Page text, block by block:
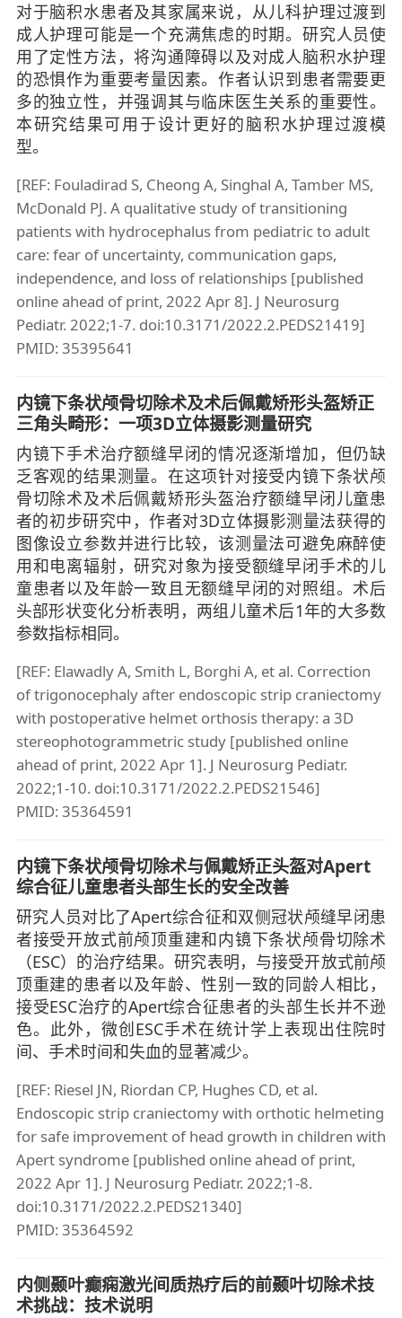
对于脑积水患者及其家属来说，从儿科护理过渡到
成人护理可能是一个充满焦虑的时期。研究人员使
用了定性方法，将沟通障碍以及对成人脑积水护理
的恐惧作为重要考量因素。作者认识到患者需要更
多的独立性，并强调其与临床医生关系的重要性。
本研究结果可用于设计更好的脑积水护理过渡模
型。
[REF: Fouladirad S, Cheong A, Singhal A, Tamber MS,
McDonald PJ. A qualitative study of transitioning
patients with hydrocephalus from pediatric to adult
care: fear of uncertainty, communication gaps,
independence, and loss of relationships [published
online ahead of print, 2022 Apr 8]. J Neurosurg
Pediatr. 2022;1-7. doi:10.3171/2022.2.PEDS21419]
PMID: 35395641
内镜下条状颅骨切除术及术后佩戴矫形头盔矫正
三角头畸形：一项3D立体摄影测量研究
内镜下手术治疗额缝早闭的情况逐渐增加，但仍缺
乏客观的结果测量。在这项针对接受内镜下条状颅
骨切除术及术后佩戴矫形头盔治疗额缝早闭儿童患
者的初步研究中，作者对3D立体摄影测量法获得的
图像设立参数并进行比较，该测量法可避免麻醉使
用和电离辐射，研究对象为接受额缝早闭手术的儿
童患者以及年龄一致且无额缝早闭的对照组。术后
头部形状变化分析表明，两组儿童术后1年的大多数
参数指标相同。
[REF: Elawadly A, Smith L, Borghi A, et al. Correction
of trigonocephaly after endoscopic strip craniectomy
with postoperative helmet orthosis therapy: a 3D
stereophotogrammetric study [published online
ahead of print, 2022 Apr 1]. J Neurosurg Pediatr.
2022;1-10. doi:10.3171/2022.2.PEDS21546]
PMID: 35364591
内镜下条状颅骨切除术与佩戴矫正头盔对Apert
综合征儿童患者头部生长的安全改善
研究人员对比了Apert综合征和双侧冠状颅缝早闭患
者接受开放式前颅顶重建和内镜下条状颅骨切除术
（ESC）的治疗结果。研究表明，与接受开放式前颅
顶重建的患者以及年龄、性别一致的同龄人相比，
接受ESC治疗的Apert综合征患者的头部生长并不逊
色。此外，微创ESC手术在统计学上表现出住院时
间、手术时间和失血的显著减少。
[REF: Riesel JN, Riordan CP, Hughes CD, et al.
Endoscopic strip craniectomy with orthotic helmeting
for safe improvement of head growth in children with
Apert syndrome [published online ahead of print,
2022 Apr 1]. J Neurosurg Pediatr. 2022;1-8.
doi:10.3171/2022.2.PEDS21340]
PMID: 35364592
内侧颞叶癫痫激光间质热疗后的前颞叶切除术技
术挑战：技术说明